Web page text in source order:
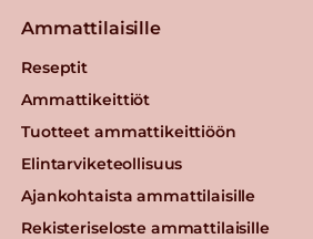
Ammattilaisille
Reseptit
Ammattikeittiöt
Tuotteet ammattikeittiöön
Elintarviketeollisuus
Ajankohtaista ammattilaisille
Rekisteriseloste ammattilaisille